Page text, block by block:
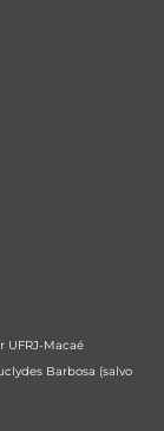
UFRJ-Macaé
Barbosa (salvo